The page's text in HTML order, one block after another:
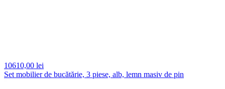
10610,00 lei
Set mobilier de bucătărie, 3 piese, alb, lemn masiv de pin